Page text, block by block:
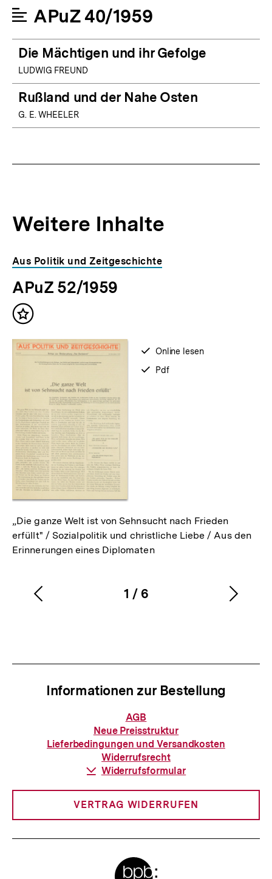
APuZ 40/1959
Die Mächtigen und ihr Gefolge
LUDWIG FREUND
Rußland und der Nahe Osten
G. E. WHEELER
Weitere Inhalte
Inhaltskarousell
für
weitere
Inhalte
Inhaltskarussell
überspringen
Aus Politik und Zeitgeschichte
APuZ 52/1959
Inhalt
verfügbar
zum
Online lesen
verfügbar
Pdf
„Die ganze Welt ist von Sehnsucht nach Frieden
erfüllt" / Sozialpolitik und christliche Liebe / Aus den
Erinnerungen eines Diplomaten
Karussellinhalt
1
von
/ 6
Vorherigen
Informationen zur Bestellung
Informationen
zur
Bestellung
AGB
Neue Preisstruktur
Lieferbedingungen und Versandkosten
Widerrufsrecht
Download-
Widerrufsformular
VERTRAG WIDERRUFEN